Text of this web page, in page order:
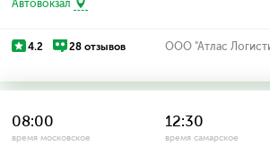
Автовокзал
4.2 28 отзывов ООО "Атлас
08:00
время московское
12:30
время самарское